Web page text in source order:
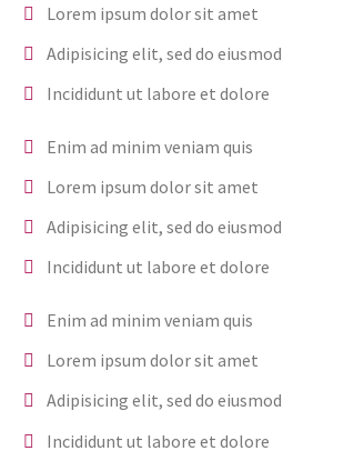
Lorem ipsum dolor sit amet
Adipisicing elit, sed do eiusmod
Incididunt ut labore et dolore
Enim ad minim veniam quis
Lorem ipsum dolor sit amet
Adipisicing elit, sed do eiusmod
Incididunt ut labore et dolore
Enim ad minim veniam quis
Lorem ipsum dolor sit amet
Adipisicing elit, sed do eiusmod
Incididunt ut labore et dolore